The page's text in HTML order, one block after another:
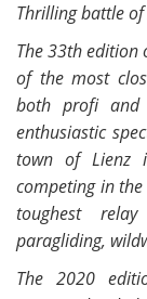
Thrilling battle of
The 33th edition
of the most
both profi and
enthusiastic
town of Lienz
competing in
toughest
paragliding,
The 2020